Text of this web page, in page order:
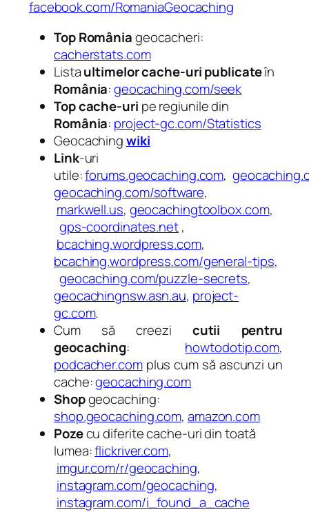
facebook.com/RomaniaGeocaching
Top Româniageocacheri:
cacherstats.com
Listaultimelor cache-uri publicateîn
România:geocaching.com/seek
Top cache-uri pe regiunile din
România: project-gc.com/Statistics
Geocachingwiki
Link-uri
utile:forums.geocaching.com,
geocaching.com/software,
markwell.us, geocachingtoolbox.com,
gps-coordinates.net,
bcaching.wordpress.com,
bcaching.wordpress.com/general-tips,
geocaching.com/puzzle-secrets,
geocachingnsw.asn.au, project-
gc.com.
Cum să creezi cutii pentru
geocaching: howtodotip.com,
podcacher.complus cum să ascunzi un
cache:geocaching.com
Shopgeocaching:
shop.geocaching.com, amazon.com
Pozecu diferite cache-uri din toată
lumea:flickriver.com,
imgur.com/r/geocaching,
instagram.com/geocaching,
instagram.com/i_found_a_cache